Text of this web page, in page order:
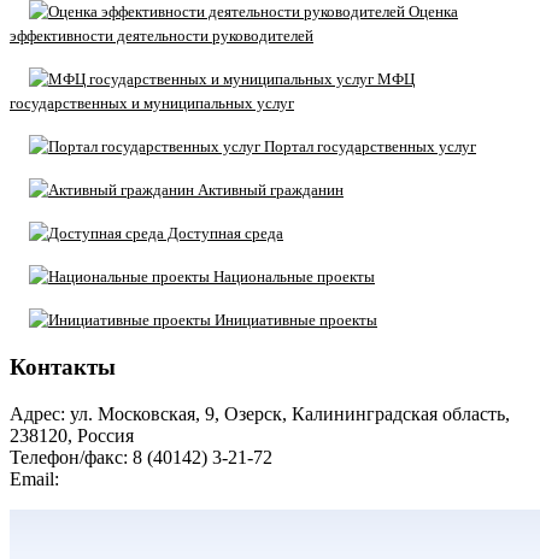
Оценка
эффективности деятельности руководителей
МФЦ
государственных и муниципальных услуг
Портал государственных услуг
Активный гражданин
Доступная среда
Национальные проекты
Инициативные проекты
Контакты
Адрес: ул. Московская, 9, Озерск, Калининградская область,
238120, Россия
Телефон/факс: 8 (40142) 3-21-72
Email: